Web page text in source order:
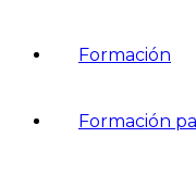
Formación
Formación